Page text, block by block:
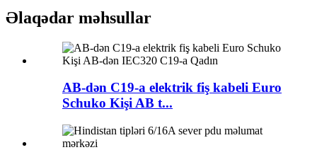
Əlaqədar məhsullar
AB-dən C19-a elektrik fiş kabeli Euro
Schuko Kişi AB t...